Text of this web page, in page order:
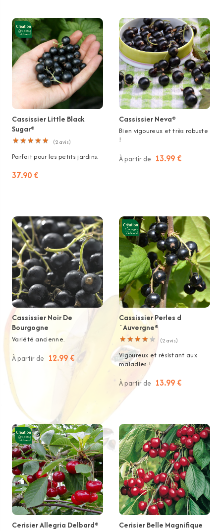
Cassissier Little Black
Sugar®
★ ★ ★ ★ ★
★ ★ ★ ★ ★ (2avis)
Parfait pour les petits jardins.
37.90 €
Cassissier Neva®
Bien vigoureux et très robuste
!
À partir de 13.99 €
Cassissier Noir De
Bourgogne
Variété ancienne.
À partir de 12.99 €
Cassissier Perles d
´Auvergne®
★ ★ ★ ★ ★
★ ★ ★ ★ ★ (2avis)
Vigoureux et résistant aux
maladies !
À partir de 13.99 €
Cerisier Allegria Delbard® Cerisier Belle Magnifique